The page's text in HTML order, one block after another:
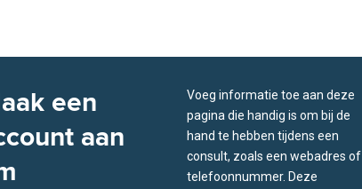
een
aan
Voeg informatie toe aan deze
pagina die handig is om bij de
hand te hebben tijdens een
consult, zoals een webadres of
telefoonnummer. Deze